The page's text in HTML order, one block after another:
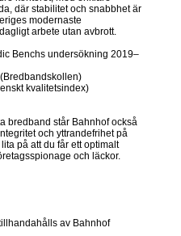
där stabilitet och snabbhet är
modernaste
arbete utan avbrott.
Benchs undersökning 2019–
kvalitetsindex)
bredband står Bahnhof också
och yttrandefrihet på
på att du får ett optimalt
och läckor.
av Bahnhof